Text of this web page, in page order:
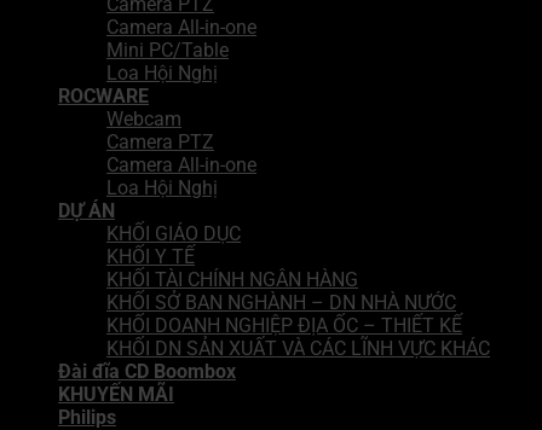
Camera All-in-one
Mini PC/Table
Loa Hội Nghị
ROCWARE
Webcam
Camera PTZ
Camera All-in-one
Loa Hội Nghị
DỰ ÁN
KHỐI GIÁO DỤC
KHỐI Y TẾ
KHỐI TÀI CHÍNH NGÂN HÀNG
KHỐI SỞ BAN NGHÀNH – DN NHÀ NƯỚC
KHỐI DOANH NGHIỆP ĐỊA ỐC – THIẾT KẾ
KHỐI DN SẢN XUẤT VÀ CÁC LĨNH VỰC KHÁC
Đài đĩa CD Boombox
KHUYẾN MÃI
Philips